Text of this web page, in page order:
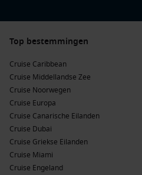
Top bestemmingen
Cruise Caribbean
Cruise Middellandse Zee
Cruise Noorwegen
Cruise Europa
Cruise Canarische Eilanden
Cruise Dubai
Cruise Griekse Eilanden
Cruise Miami
Cruise Engeland